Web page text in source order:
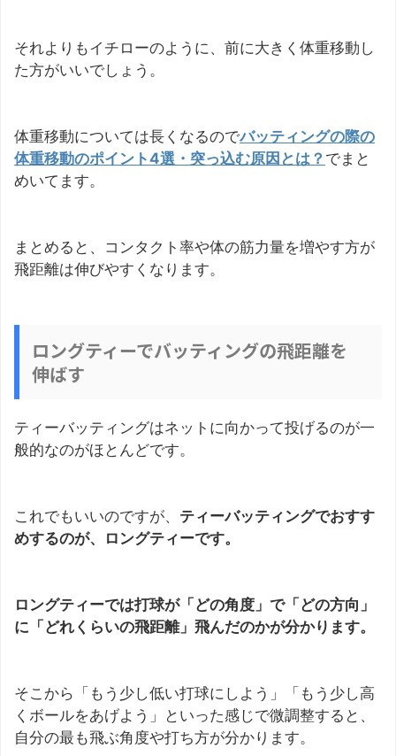
それよりもイチローのように、前に大きく体重移動し
た方がいいでしょう。
体重移動については長くなるのでバッティングの際の
体重移動のポイント4選・突っ込む原因とは？ でまと
めいてます。
まとめると、コンタクト率や体の筋力量を増やす方が
飛距離は伸びやすくなります。
ロングティーでバッティングの飛距離を
伸ばす
ティーバッティングはネットに向かって投げるのが一
般的なのがほとんどです。
これでもいいのですが、 ティーバッティングでおすす
めするのが、ロングティーです。
ロングティーでは打球が「どの角度」で「どの方向」
に「どれくらいの飛距離」飛んだのかが分かります。
そこから「もう少し低い打球にしよう」「もう少し高
くボールをあげよう」といった感じで微調整すると、
自分の最も飛ぶ角度や打ち方が分かります。